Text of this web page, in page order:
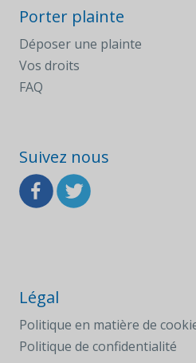
Porter plainte
Déposer une plainte
Vos droits
FAQ
Suivez nous
Légal
Politique en matière de
Politique de confidentialité